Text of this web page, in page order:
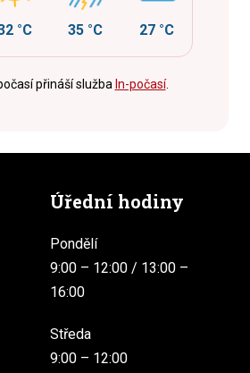
°C 35 °C 27 °C
přináší služba In-počasí.
Úřední hodiny
Pondělí
9:00 – 12:00 / 13:00 –
16:00
Středa
9:00 – 12:00